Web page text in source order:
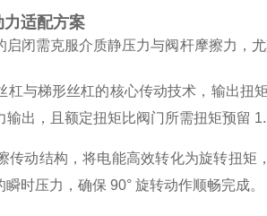
适配方案
闭需克服介质静压力与阀杆摩擦力，
杠与梯形丝杠的核心传动技术，输出
出，且额定扭矩比阀门所需扭矩预留
传动结构，将电能高效转化为旋转扭
时压力，确保 90° 旋转动作顺畅完成。